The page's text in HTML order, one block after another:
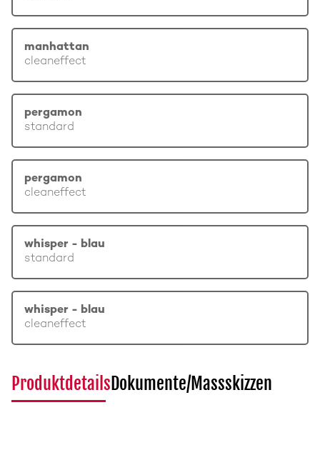
manhattan
cleaneffect
pergamon
standard
pergamon
cleaneffect
whisper - blau
standard
whisper - blau
cleaneffect
ProduktdetailsDokumente/Massskizzen